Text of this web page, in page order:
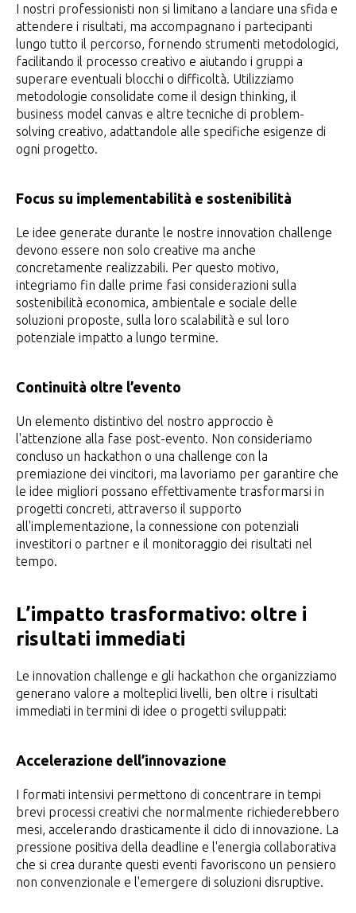
I nostri professionisti non si limitano a lanciare una sfida e
attendere i risultati, ma accompagnano i partecipanti
lungo tutto il percorso, fornendo strumenti metodologici,
facilitando il processo creativo e aiutando i gruppi a
superare eventuali blocchi o difficoltà. Utilizziamo
metodologie consolidate come il design thinking, il
business model canvas e altre tecniche di problem-
solving creativo, adattandole alle specifiche esigenze di
ogni progetto.
Focus su implementabilità e sostenibilità
Le idee generate durante le nostre innovation challenge
devono essere non solo creative ma anche
concretamente realizzabili. Per questo motivo,
integriamo fin dalle prime fasi considerazioni sulla
sostenibilità economica, ambientale e sociale delle
soluzioni proposte, sulla loro scalabilità e sul loro
potenziale impatto a lungo termine.
Continuità oltre l’evento
Un elemento distintivo del nostro approccio è
l'attenzione alla fase post-evento. Non consideriamo
concluso un hackathon o una challenge con la
premiazione dei vincitori, ma lavoriamo per garantire che
le idee migliori possano effettivamente trasformarsi in
progetti concreti, attraverso il supporto
all'implementazione, la connessione con potenziali
investitori o partner e il monitoraggio dei risultati nel
tempo.
L’impatto trasformativo: oltre i
risultati immediati
Le innovation challenge e gli hackathon che organizziamo
generano valore a molteplici livelli, ben oltre i risultati
immediati in termini di idee o progetti sviluppati:
Accelerazione dell’innovazione
I formati intensivi permettono di concentrare in tempi
brevi processi creativi che normalmente richiederebbero
mesi, accelerando drasticamente il ciclo di innovazione. La
pressione positiva della deadline e l'energia collaborativa
che si crea durante questi eventi favoriscono un pensiero
non convenzionale e l'emergere di soluzioni disruptive.